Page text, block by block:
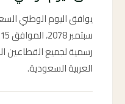
رسمية لجميع
العربية السعودية.